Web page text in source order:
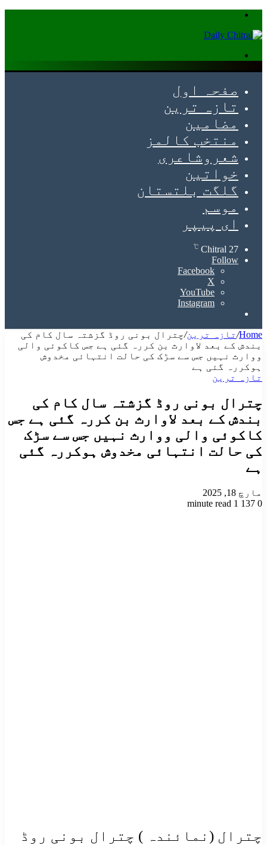
صفحہ اول
تازہ ترین
مضامین
منتخب کالمز
شعروشاعری
خواتین
گلگت بلتستان
موسم
ای پیپر
Chitral 27
℃
Follow
Facebook
X
YouTube
Instagram
Home
/تازہ ترین/چترال بونی روڈ گزشتہ سال کام کی
بندش کے بعد لاوارث بن کررہ گئی ہے جس کاکوئی والی
ووارث نہیں جس سے سڑک کی حالت انتہائی مخدوش
ہوکررہ گئی ہے
تازہ ترین
چترال بونی روڈ گزشتہ سال کام کی
بندش کے بعد لاوارث بن کررہ گئی ہے جس
کاکوئی والی ووارث نہیں جس سے سڑک
کی حالت انتہائی مخدوش ہوکررہ گئی
ہے
مارچ 18, 2025
0
1 minute read
چترال (نمائندہ ) چترال بونی روڈ